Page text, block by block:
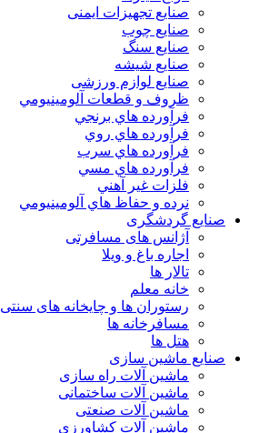
صنایع تجهیزات ایمنی
صنایع چوب
صنایع سنگ
صنایع شیشه
صنایع لوازم ورزشی
ظروف و قطعات آلومينيومي
فرآورده هاي برنجي
فرآورده هاي روي
فرآورده هاي سرب
فرآورده هاي مسي
فلزات غير آهني
نرده و حفاظ هاي آلومينيومي
صنایع گردشگری
آژانس های مسافرتی
اجاره باغ و ویلا
تالار ها
خانه معلم
رستوران ها و چایخانه های سنتی
مسافرخانه ها
هتل ها
صنایع ماشین سازی
ماشین آلات راه سازی
ماشین آلات ساختمانی
ماشین آلات صنعتی
ماشین آلات کشاورزی